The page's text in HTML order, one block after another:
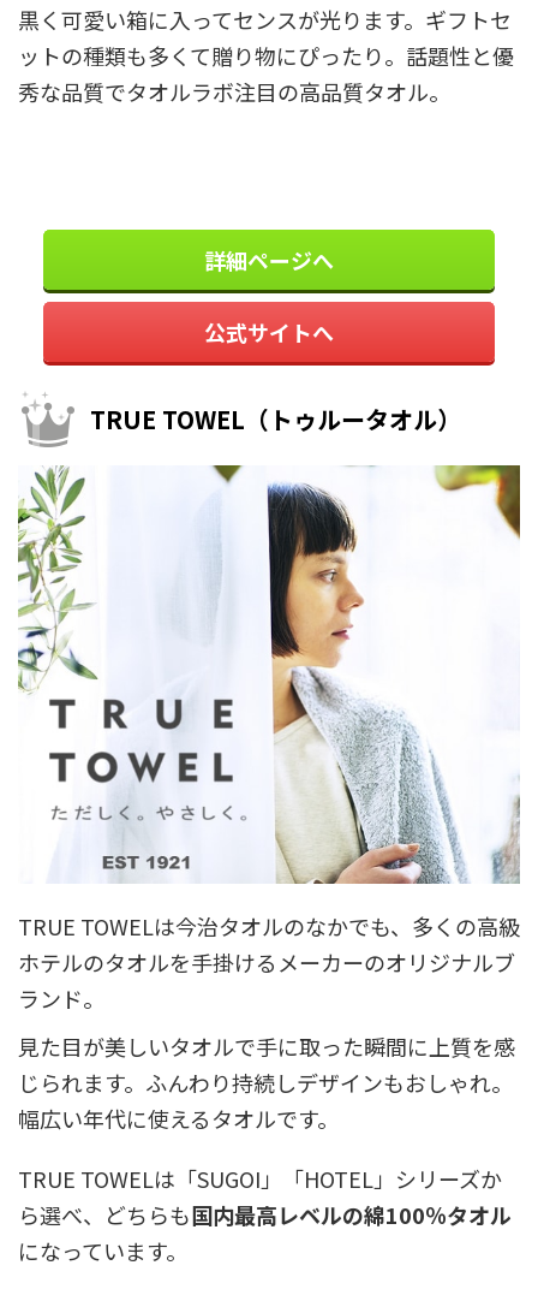
黒く可愛い箱に入ってセンスが光ります。ギフトセ
ットの種類も多くて贈り物にぴったり。話題性と優
秀な品質でタオルラボ注目の高品質タオル。
詳細ページへ
公式サイトへ
TRUE TOWEL（トゥルータオル）
TRUE TOWELは今治タオルのなかでも、多くの高級
ホテルのタオルを手掛けるメーカーのオリジナルブ
ランド。
見た目が美しいタオルで手に取った瞬間に上質を感
じられます。ふんわり持続しデザインもおしゃれ。
幅広い年代に使えるタオルです。
TRUE TOWELは「SUGOI」「HOTEL」シリーズか
ら選べ、どちらも国内最高レベルの綿100％タオル
になっています。